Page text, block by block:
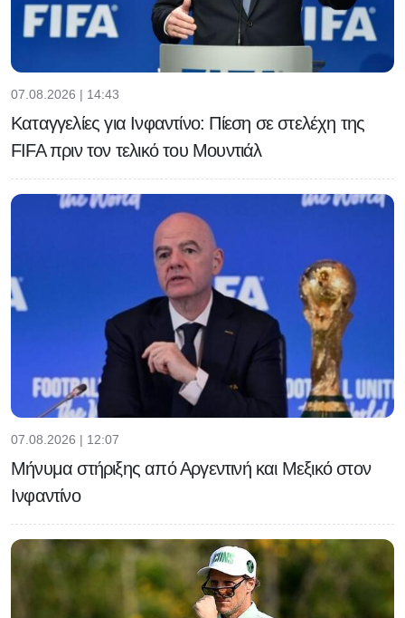
07.08.2026 | 14:43
Καταγγελίες για Ινφαντίνο: Πίεση σε στελέχη της
FIFA πριν τον τελικό του Μουντιάλ
07.08.2026 | 12:07
Μήνυμα στήριξης από Αργεντινή και Μεξικό στον
Ινφαντίνο